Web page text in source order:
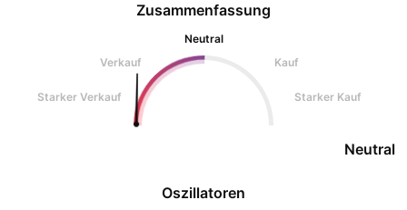
Oszillatoren
Zusammenfassung
Neutral
Verkauf
Kauf
Starker Verkauf Starker Kauf
Neutral